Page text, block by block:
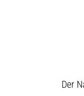
Der